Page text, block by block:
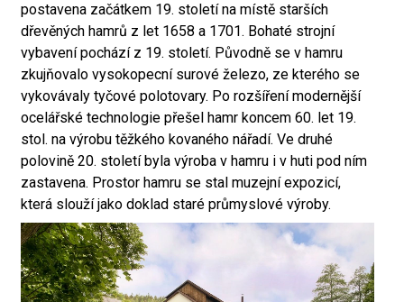
postavena začátkem 19. století na místě starších
dřevěných hamrů z let 1658 a 1701. Bohaté strojní
vybavení pochází z 19. století. Původně se v hamru
zkujňovalo vysokopecní surové železo, ze kterého se
vykovávaly tyčové polotovary. Po rozšíření modernější
ocelářské technologie přešel hamr koncem 60. let 19.
stol. na výrobu těžkého kovaného nářadí. Ve druhé
polovině 20. století byla výroba v hamru i v huti pod ním
zastavena. Prostor hamru se stal muzejní expozicí,
která slouží jako doklad staré průmyslové výroby.